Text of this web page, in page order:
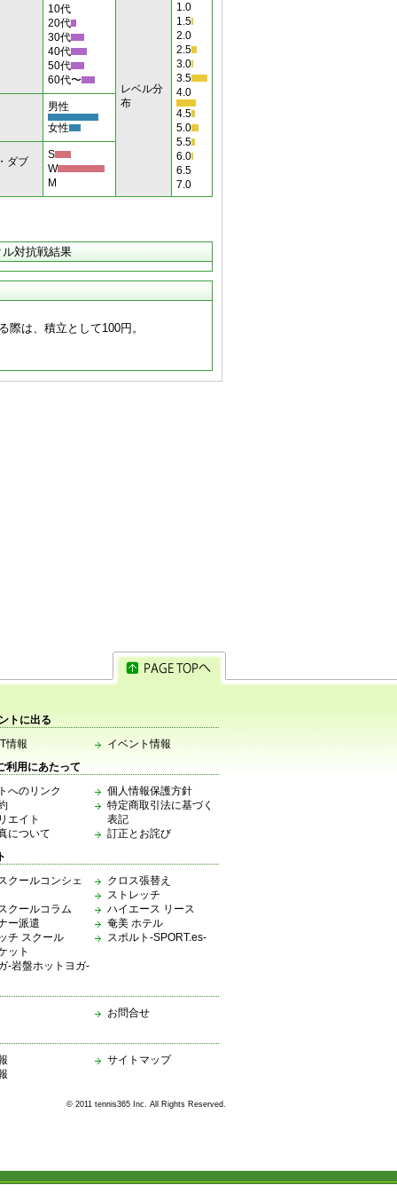
10代
20代
30代
40代
50代
60代〜
レベル分
布
1.0
1.5
2.0
2.5
3.0
3.5
4.0
4.5
5.0
5.5
6.0
6.5
7.0
男性
女性
ダブ
S
W
M
ル対抗戦結果
は、積立として100円。
トに出る
情報
イベント情報
利用にあたって
へのリンク
エイト
について
個人情報保護方針
特定商取引法に基づく
表記
訂正とお詫び
クールコンシェ
クールコラム
ー派遣
チ スクール
ット
-岩盤ホットヨガ-
クロス張替え
ストレッチ
ハイエース リース
奄美 ホテル
スポルト-SPORT.es-
お問合せ
サイトマップ
© 2011 tennis365 Inc. All Rights Reserved.